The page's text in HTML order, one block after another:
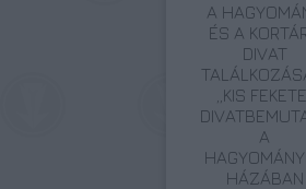
A
ÉS A
DIVAT
„KIS
A
HÁZÁBAN